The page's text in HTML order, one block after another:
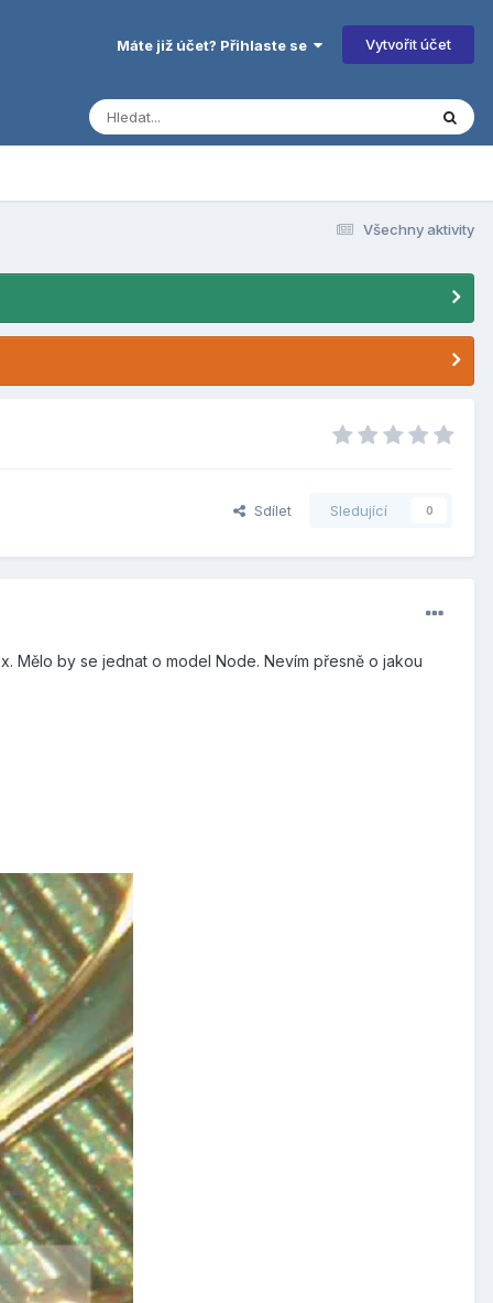
Máte již účet? Přihlaste se Vytvořit účet
Všechny aktivity
Sdílet Sledující 0
Mělo by se jednat o model Node. Nevím přesně o jakou